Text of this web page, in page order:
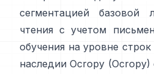
сегментацией
чтения с учетом
обучения на уровне строк
наследии Ocropy (Ocropy)